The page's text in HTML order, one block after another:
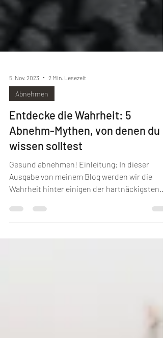
5. Nov. 2023
Abnehmen
Entdecke die Wahrheit: 5
Abnehm-Mythen, von denen du
wissen solltest
Gesund abnehmen! Einleitung: In dieser
Ausgabe von meinem Blog werden wir die
Wahrheit hinter einigen der hartnäckigsten